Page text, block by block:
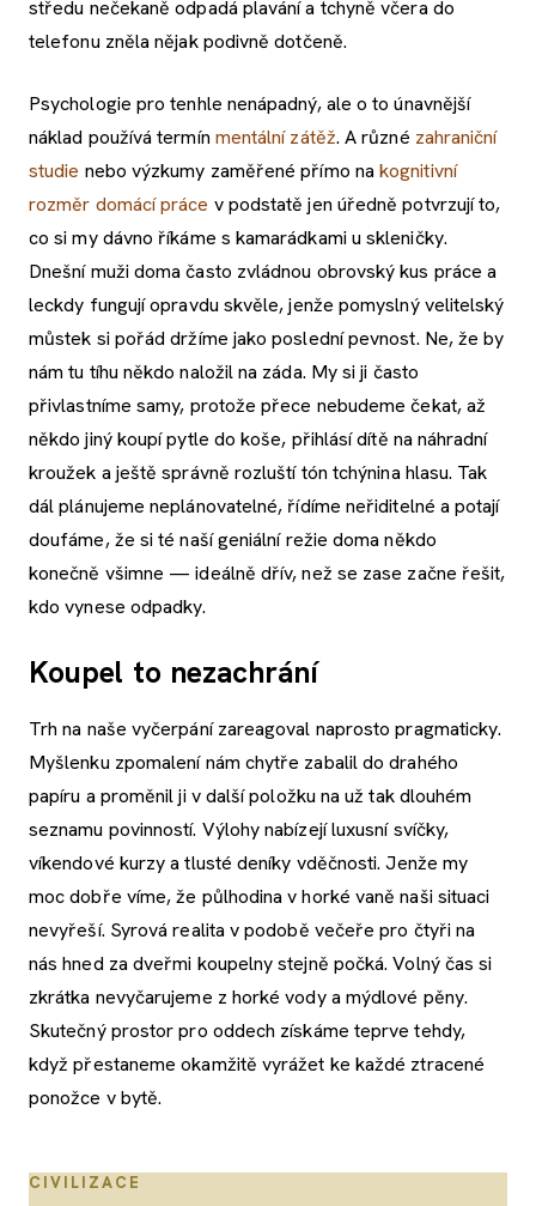
středu nečekaně odpadá plavání a tchyně včera do
telefonu zněla nějak podivně dotčeně.
Psychologie pro tenhle nenápadný, ale o to únavnější
náklad používá termín mentální zátěž. A různé zahraniční
studie nebo výzkumy zaměřené přímo nakognitivní
rozměr domácí práce v podstatě jen úředně potvrzují to,
co si my dávno říkáme s kamarádkami u skleničky.
Dnešní muži doma často zvládnou obrovský kus práce a
leckdy fungují opravdu skvěle, jenže pomyslný velitelský
můstek si pořád držíme jako poslední pevnost. Ne, že by
nám tu tíhu někdo naložil na záda. My si ji často
přivlastníme samy, protože přece nebudeme čekat, až
někdo jiný koupí pytle do koše, přihlásí dítě na náhradní
kroužek a ještě správně rozluští tón tchýnina hlasu. Tak
dál plánujeme neplánovatelné, řídíme neřiditelné a potají
doufáme, že si té naší geniální režie doma někdo
konečně všimne — ideálně dřív, než se zase začne řešit,
kdo vynese odpadky.
Koupel to nezachrání
Trh na naše vyčerpání zareagoval naprosto pragmaticky.
Myšlenku zpomalení nám chytře zabalil do drahého
papíru a proměnil ji v další položku na už tak dlouhém
seznamu povinností. Výlohy nabízejí luxusní svíčky,
víkendové kurzy a tlusté deníky vděčnosti. Jenže my
moc dobře víme, že půlhodina v horké vaně naši situaci
nevyřeší. Syrová realita v podobě večeře pro čtyři na
nás hned za dveřmi koupelny stejně počká. Volný čas si
zkrátka nevyčarujeme z horké vody a mýdlové pěny.
Skutečný prostor pro oddech získáme teprve tehdy,
když přestaneme okamžitě vyrážet ke každé ztracené
ponožce v bytě.
CIVILIZACE